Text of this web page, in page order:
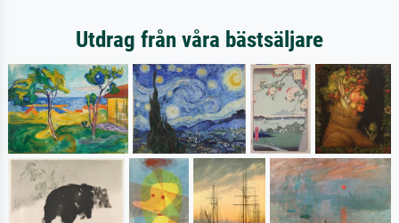
Utdrag från våra bästsäljare